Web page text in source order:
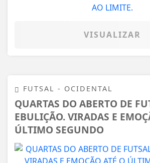
VISUALIZAR
FUTSAL - OCIDENTAL
QUARTAS DO ABERTO DE
EBULIÇÃO. VIRADAS E
ÚLTIMO SEGUNDO